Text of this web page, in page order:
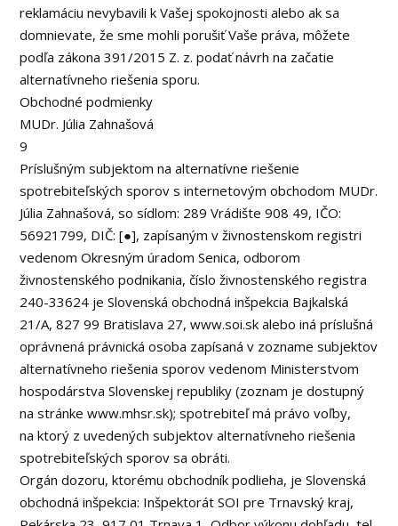
reklamáciu nevybavili k Vašej spokojnosti alebo ak sa
domnievate, že sme mohli porušiť Vaše práva, môžete
podľa zákona 391/2015 Z. z. podať návrh na začatie
alternatívneho riešenia sporu.
Obchodné podmienky
MUDr. Júlia Zahnašová
9
Príslušným subjektom na alternatívne riešenie
spotrebiteľských sporov s internetovým obchodom MUDr.
Júlia Zahnašová, so sídlom: 289 Vrádište 908 49, IČO:
56921799, DIČ: [●], zapísaným v živnostenskom registri
vedenom Okresným úradom Senica, odborom
živnostenského podnikania, číslo živnostenského registra
240-33624 je Slovenská obchodná inšpekcia Bajkalská
21/A, 827 99 Bratislava 27, www.soi.sk alebo iná príslušná
oprávnená právnická osoba zapísaná v zozname subjektov
alternatívneho riešenia sporov vedenom Ministerstvom
hospodárstva Slovenskej republiky (zoznam je dostupný
na stránke www.mhsr.sk); spotrebiteľ má právo voľby,
na ktorý z uvedených subjektov alternatívneho riešenia
spotrebiteľských sporov sa obráti.
Orgán dozoru, ktorému obchodník podlieha, je Slovenská
obchodná inšpekcia: Inšpektorát SOI pre Trnavský kraj,